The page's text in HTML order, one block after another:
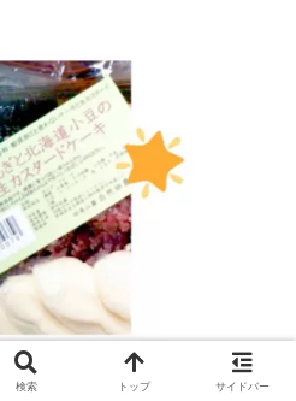
検索 トップ サイドバー